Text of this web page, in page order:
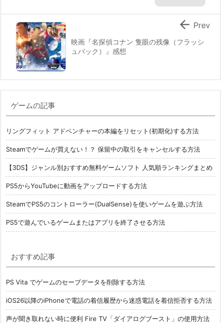
映画『名探偵コナン 隻眼の残像（フラッシ
ュバック）』感想
 Prev
ゲームの記事
リングフィット アドベンチャーの本編をリセット(初期化)する方法
Steamでゲームが買えない！？ 保留中の取引をキャンセルする方法
【3DS】ジャンル別おすすめ無料ゲームソフト 人気順ランキングまとめ
PS5からYouTubeに動画をアップロードする方法
SteamでPS5のコントローラー(DualSense)を使いゲームを遊ぶ方法
PS5で遊んでいるゲームまたはアプリを終了させる方法
おすすめ記事
PS Vita でゲームのセーブデータを削除する方法
iOS26以降のiPhoneで電話の着信履歴から迷惑電話を着信拒否する方法
声が聞き取れない時に便利 Fire TV「ダイアログブースト」の使用方法